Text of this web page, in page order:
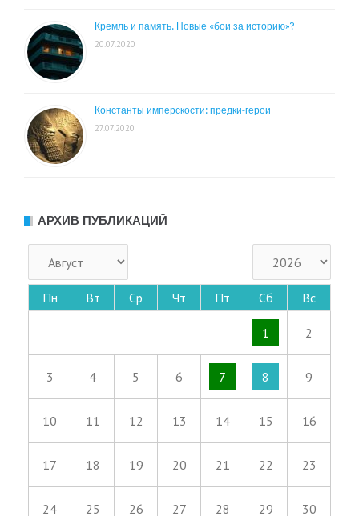
Кремль и память. Новые «бои за историю»?
20.07.2020
Константы имперскости: предки-герои
27.07.2020
АРХИВ ПУБЛИКАЦИЙ
Пн Вт Ср Чт Пт Сб Вс
1 2
3 4 5 6 7 8 9
10 11 12 13 14 15 16
17 18 19 20 21 22 23
24 25 26 27 28 29 30